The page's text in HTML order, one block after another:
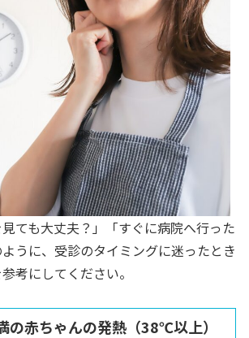
見ても大丈夫？」「すぐに病院へ行った
うに、受診のタイミングに迷ったとき
考にしてください。
の赤ちゃんの発熱（38℃以上）